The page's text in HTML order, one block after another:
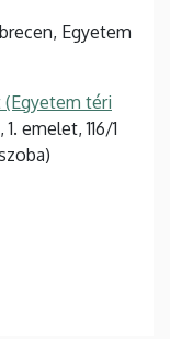
Egyetem
(Egyetem téri
, 1. emelet, 116/1